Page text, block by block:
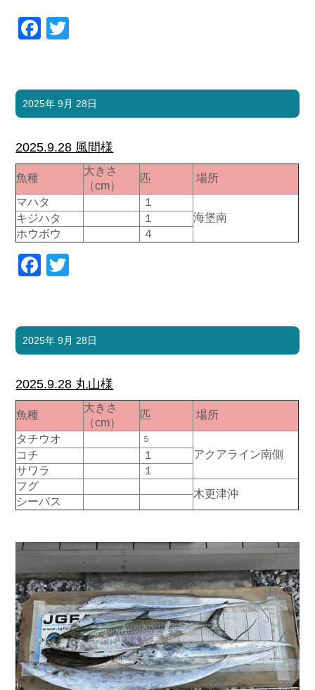
採用情報
Facebook
2025年 9月 28日
2025.9.28 風間様
魚種
大きさ
（cm）
匹
場所
マハタ
１
海堡南
キジハタ
１
ホウボウ
４
Facebook
2025年 9月 28日
2025.9.28 丸山様
魚種
大きさ
（cm）
匹
場所
タチウオ
５
アクアライン南側
コチ
１
サワラ
１
フグ
木更津沖
シーバス